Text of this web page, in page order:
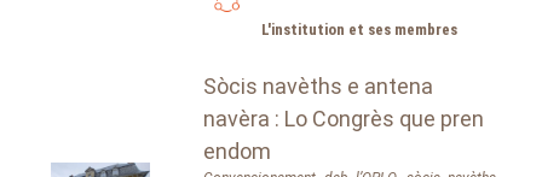
L'institution et ses membres
Sòcis navèths e antena
navèra : Lo Congrès que pren
endom